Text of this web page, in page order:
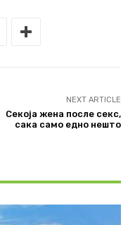
NEXT ARTICLE
Секоја жена после секс,
сака само едно нешто